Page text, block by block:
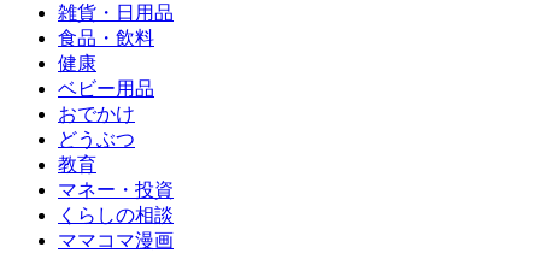
雑貨・日用品
食品・飲料
健康
ベビー用品
おでかけ
どうぶつ
教育
マネー・投資
くらしの相談
ママコマ漫画